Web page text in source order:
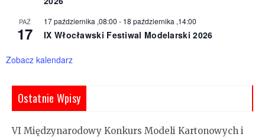
PAŹ
17
17 października ,08:00 - 18 października ,14:00
IX Włocławski Festiwal Modelarski 2026
Zobacz kalendarz
Ostatnie Wpisy
VI Międzynarodowy Konkurs Modeli Kartonowych i